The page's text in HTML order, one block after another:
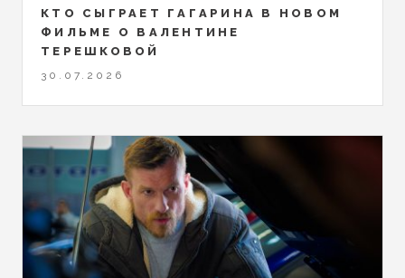
КТО СЫГРАЕТ ГАГАРИНА В НОВОМ
ФИЛЬМЕ О ВАЛЕНТИНЕ
ТЕРЕШКОВОЙ
30.07.2026